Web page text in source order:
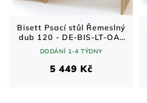
Bisett Psací stůl Řemeslný
dub 120 - DE-BIS-LT-OA-
120
DODÁNÍ 1-4 TÝDNY
5 449 Kč